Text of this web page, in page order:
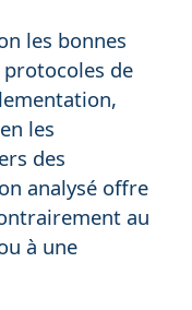
les bonnes
de
les
des
analysé offre
au
à une